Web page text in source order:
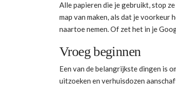
Alle papieren die je gebruikt, stop
map van maken, als dat je voorkeur
naartoe nemen. Of zet het in je
Vroeg beginnen
Een van de belangrijkste dingen is
uitzoeken en verhuisdozen